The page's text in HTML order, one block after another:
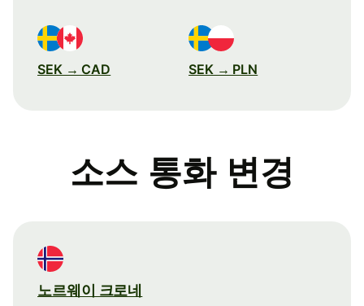
SEK → CAD SEK → PLN
소스 통화 변경
노르웨이 크로네